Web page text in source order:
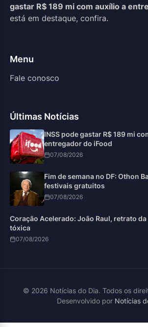
gastar R$ 189 mi com auxílio a
está em destaque, confira.
Menu
Fale conosco
Últimas Notícias
INSS pode gastar R$ 189 mi
entregador do iFood
07/08/2026
Fim de semana no DF: Othon
festivais gratuitos
07/08/2026
Coração Acelerado: João Raul, retrato
tóxica
07/08/2026
© 2026 Notícias do Dia. Todos os
Desenvolvido por Notícias